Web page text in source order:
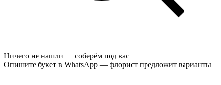
Ничего не нашли — соберём под вас
Опишите букет в WhatsApp — флорист предложит варианты